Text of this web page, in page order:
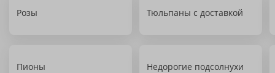
Розы Тюльпаны с доставкой
Пионы Недорогие подсолнухи